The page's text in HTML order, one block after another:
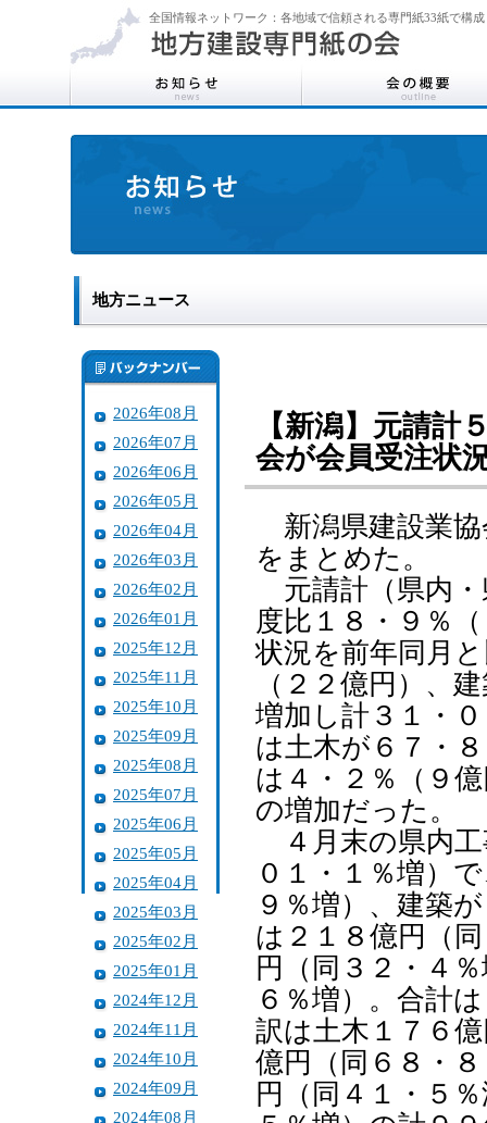
全国情報ネットワーク：各地域で信頼される専門紙33紙で構成
地方ニュース
2026年08月
2026年07月
2026年06月
2026年05月
2026年04月
2026年03月
2026年02月
2026年01月
2025年12月
2025年11月
2025年10月
2025年09月
2025年08月
2025年07月
2025年06月
2025年05月
2025年04月
2025年03月
2025年02月
2025年01月
2024年12月
2024年11月
2024年10月
2024年09月
2024年08月
【新潟】元請計
会が会員受注状
新潟県建設業協
をまとめた。
元請計（県内・
度比１８・９％
状況を前年同月
（２２億円）、
増加し計３１・
は土木が６７・
は４・２％（９
の増加だった。
４月末の県内工
０１・１％増）
９％増）、建築
は２１８億円（
円（同３２・４
６％増）。合計
訳は土木１７６
億円（同６８・
円（同４１・５